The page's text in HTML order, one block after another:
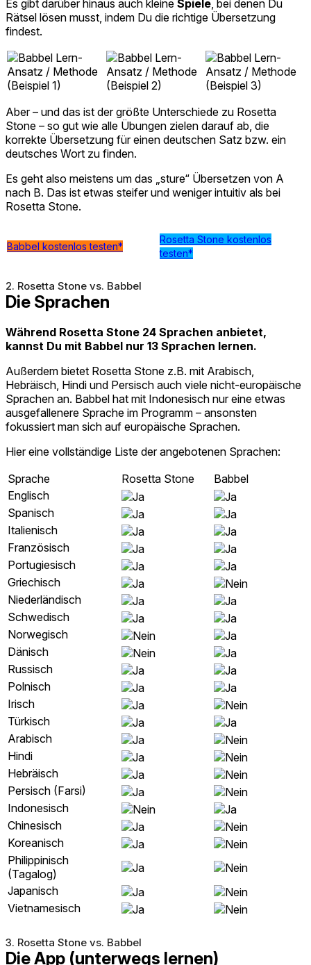
Es gibt darüber hinaus auch kleine Spiele , bei denen Du
Rätsel lösen musst, indem Du die richtige Übersetzung
findest.
Aber – und das ist der größte Unterschiede zu Rosetta
Stone – so gut wie alle Übungen zielen darauf ab, die
korrekte Übersetzung für einen deutschen Satz bzw. ein
deutsches Wort zu finden.
Es geht also meistens um das „sture“ Übersetzen von A
nach B. Das ist etwas steifer und weniger intuitiv als bei
Rosetta Stone.
Babbel kostenlos testen*
Rosetta Stone kostenlos
testen*
2. Rosetta Stone vs. Babbel
Die Sprachen
Während Rosetta Stone 24 Sprachen anbietet,
kannst Du mit Babbel nur 13 Sprachen lernen.
Außerdem bietet Rosetta Stone z.B. mit Arabisch,
Hebräisch, Hindi und Persisch auch viele nicht-europäische
Sprachen an. Babbel hat mit Indonesisch nur eine etwas
ausgefallenere Sprache im Programm – ansonsten
fokussiert man sich auf europäische Sprachen.
Hier eine vollständige Liste der angebotenen Sprachen:
Sprache
Rosetta Stone
Babbel
Englisch
Spanisch
Italienisch
Französisch
Portugiesisch
Griechisch
Niederländisch
Schwedisch
Norwegisch
Dänisch
Russisch
Polnisch
Irisch
Türkisch
Arabisch
Hindi
Hebräisch
Persisch (Farsi)
Indonesisch
Chinesisch
Koreanisch
Philippinisch
(Tagalog)
Japanisch
Vietnamesisch
3. Rosetta Stone vs. Babbel
Die App (unterwegs lernen)